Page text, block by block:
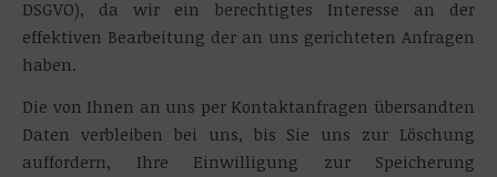
DSGVO), da wir ein berechtigtes Interesse an der
effektiven Bearbeitung der an uns gerichteten Anfragen
haben.
Die von Ihnen an uns per Kontaktanfragen übersandten
Daten verbleiben bei uns, bis Sie uns zur Löschung
auffordern, Ihre Einwilligung zur Speicherung